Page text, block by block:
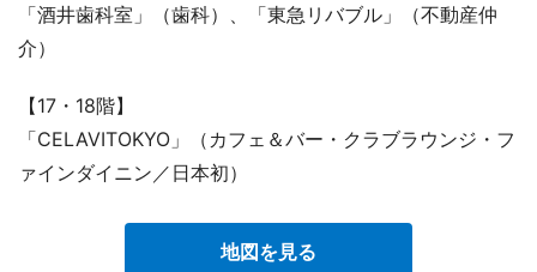
「酒井歯科室」（歯科）、「東急リバブル」（不動産仲
介）
【17・18階】
「CELAVITOKYO」（カフェ＆バー・クラブラウンジ・フ
ァインダイニン／日本初）
地図を見る